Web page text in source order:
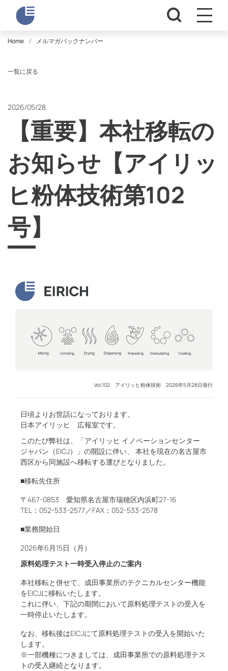
Home メルマガバックナンバー
一覧に戻る
2026/05/28
【重要】本社移転の
お知らせ【アイリッ
ヒ粉体技術第102
号】
Vol.102 アイリッヒ粉体技術 2026年5月28日発行
日頃よりお世話になっております。
日本アイリッヒ 広報室です。
このたび弊社は、「アイリッヒ イノベーションセンター
ジャパン（EICJ）」の開設に伴い、 本社を現在の名古屋市
西区から同施設へ移転する運びとなりました。
■移転先住所
〒467-0853 愛知県名古屋市瑞穂区内浜町27-16
TEL：052-533-2577／FAX：052-533-2578
■業務開始日
2026年6月15日（月）
原料処理テスト一時受入停止のご案内
本社移転と併せて、成田事業所のテクニカルセンター機能
をEICJに移転いたします。
これに伴い、下記の期間において原料処理テストの受入を
一時停止いたします。
なお、移転後はEICJにて原料処理テストの受入を開始いた
します。
※一部機種につきましては、成田事業所での原料処理テス
トの受入継続となります。